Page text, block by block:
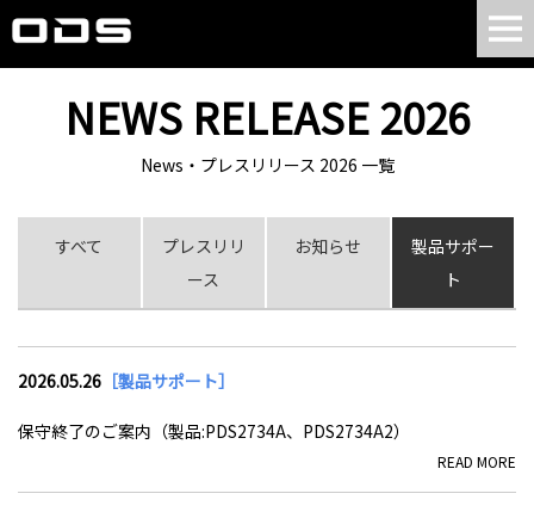
NEWS RELEASE 2026
News・プレスリリース 2026 一覧
すべて
プレスリリ
ース
お知らせ
製品サポー
ト
2026.05.26 ［製品サポート］
保守終了のご案内（製品:PDS2734A、PDS2734A2）
READ MORE